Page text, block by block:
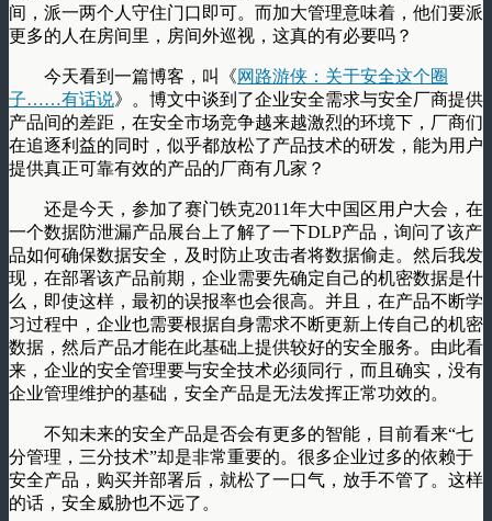
间，派一两个人守住门口即可。而加大管理意味着，他们要派
更多的人在房间里，房间外巡视，这真的有必要吗？
今天看到一篇博客，叫《网路游侠：关于安全这个圈
子……有话说》。博文中谈到了企业安全需求与安全厂商提供
产品间的差距，在安全市场竞争越来越激烈的环境下，厂商们
在追逐利益的同时，似乎都放松了产品技术的研发，能为用户
提供真正可靠有效的产品的厂商有几家？
还是今天，参加了赛门铁克2011年大中国区用户大会，在
一个数据防泄漏产品展台上了解了一下DLP产品，询问了该产
品如何确保数据安全，及时防止攻击者将数据偷走。然后我发
现，在部署该产品前期，企业需要先确定自己的机密数据是什
么，即使这样，最初的误报率也会很高。并且，在产品不断学
习过程中，企业也需要根据自身需求不断更新上传自己的机密
数据，然后产品才能在此基础上提供较好的安全服务。由此看
来，企业的安全管理要与安全技术必须同行，而且确实，没有
企业管理维护的基础，安全产品是无法发挥正常功效的。
不知未来的安全产品是否会有更多的智能，目前看来“七
分管理，三分技术”却是非常重要的。很多企业过多的依赖于
安全产品，购买并部署后，就松了一口气，放手不管了。这样
的话，安全威胁也不远了。